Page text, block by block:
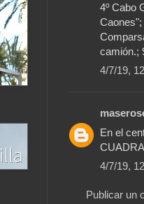
4º Cabo
Caones";
camión.;
4/7/19,
En el
4/7/19,
Publicar un